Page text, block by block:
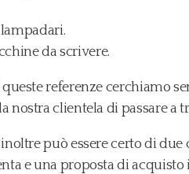
da scrivere.
queste referenze cerchiamo
nostra clientela di passare a
può essere certo di due
e una proposta di acquisto